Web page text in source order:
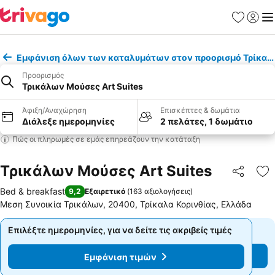
Εμφάνιση όλων των καταλυμάτων στον προορισμό
Προορισμός
Τρικάλων Μούσες Art Suites
Άφιξη/Αναχώρηση
Διάλεξε ημερομηνίες
Επισκέπτες & δωμάτια
2 πελάτες, 1 δωμάτιο
Πώς οι πληρωμές σε εμάς επηρεάζουν την κατάταξη
Τρικάλων Μούσες Art Suites
Bed & breakfast 9,2 Εξαιρετικό (163 αξιολογήσεις)
Μεση Συνοικία Τρικάλων, 20400, Τρίκαλα Κορινθίας, Ελλάδα
Επιλέξτε ημερομηνίες, για να δείτε τις ακριβείς τιμές
Εμφάνιση τιμών
Επιλέξτε ημερομηνίες, για να δείτε τις ακριβείς τιμές
Εμφάνιση τιμών